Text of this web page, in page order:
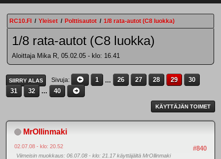
RC10.FI / Yleiset / Polttisautot / 1/8 rata-autot (C8 luokka)
1/8 rata-autot (C8 luokka)
Aloittaja Mika R, 05.02.05 - klo: 16.41
SIIRRY ALAS Sivuja 1 ... 26 27 28 29
30
31
32 ... 40
KÄYTTÄJÄN TOIMET
MrOllinmaki
#840
02.07.08 - klo: 20.52
Viimeisin muokkaus: 06.07.08 - klo: 21.17 käyttäjältä MrOllinmaki